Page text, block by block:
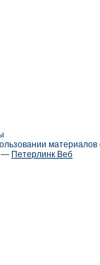
— Петерлинк Веб